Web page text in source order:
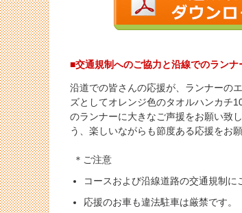
■交通規制へのご協力と沿線でのランナ
沿道での皆さんの応援が、ランナーの
ズとしてオレンジ色のタオルハンカチ
のランナーに大きなご声援をお願い致
う、楽しいながらも節度ある応援をお願
＊ご注意
コースおよび沿線道路の交通規制に
応援のお車も違法駐車は厳禁です。